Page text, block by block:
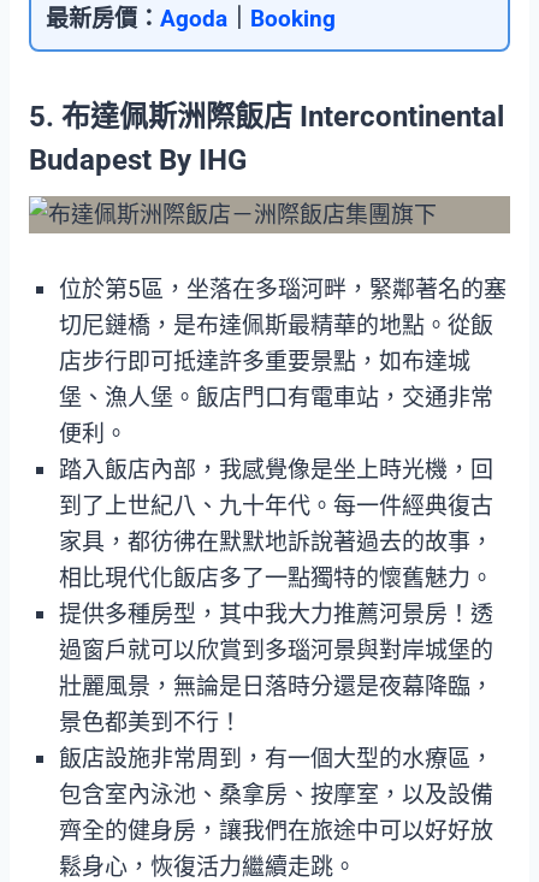
最新房價： Agoda｜ Booking
5. 布達佩斯洲際飯店 Intercontinental
Budapest By IHG
位於第5區，坐落在多瑙河畔，緊鄰著名的塞
切尼鏈橋，是布達佩斯最精華的地點。從飯
店步行即可抵達許多重要景點，如布達城
堡、漁人堡。飯店門口有電車站，交通非常
便利。
踏入飯店內部，我感覺像是坐上時光機，回
到了上世紀八、九十年代。每一件經典復古
家具，都彷彿在默默地訴說著過去的故事，
相比現代化飯店多了一點獨特的懷舊魅力。
提供多種房型，其中我大力推薦河景房！透
過窗戶就可以欣賞到多瑙河景與對岸城堡的
壯麗風景，無論是日落時分還是夜幕降臨，
景色都美到不行！
飯店設施非常周到，有一個大型的水療區，
包含室內泳池、桑拿房、按摩室，以及設備
齊全的健身房，讓我們在旅途中可以好好放
鬆身心，恢復活力繼續走跳。